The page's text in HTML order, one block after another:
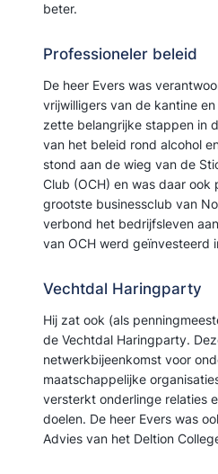
beter.
Professioneler beleid
De heer Evers was
vrijwilligers van de kantine
zette belangrijke stappen in
van het beleid rond alcohol
stond aan de wieg van de
Club (OCH) en was daar ook
grootste businessclub van
verbond het bedrijfsleven
van OCH werd geïnvesteerd
Vechtdal Haringparty
Hij zat ook (als
de Vechtdal Haringparty.
netwerkbijeenkomst voor
maatschappelijke
versterkt onderlinge relaties
doelen. De heer Evers was
Advies van het Deltion